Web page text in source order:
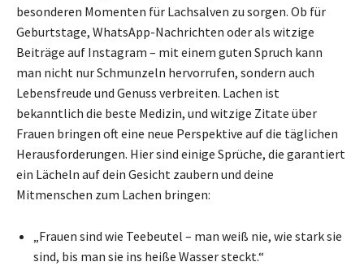
besonderen Momenten für Lachsalven zu sorgen. Ob für
Geburtstage, WhatsApp-Nachrichten oder als witzige
Beiträge auf Instagram – mit einem guten Spruch kann
man nicht nur Schmunzeln hervorrufen, sondern auch
Lebensfreude und Genuss verbreiten. Lachen ist
bekanntlich die beste Medizin, und witzige Zitate über
Frauen bringen oft eine neue Perspektive auf die täglichen
Herausforderungen. Hier sind einige Sprüche, die garantiert
ein Lächeln auf dein Gesicht zaubern und deine
Mitmenschen zum Lachen bringen:
„Frauen sind wie Teebeutel – man weiß nie, wie stark sie
sind, bis man sie ins heiße Wasser steckt.“